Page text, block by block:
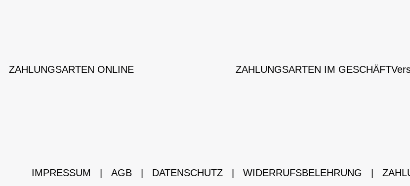
ZAHLUNGSARTEN ONLINE ZAHLUNGSARTEN IM GESCHÄFT
IMPRESSUM AGB DATENSCHUTZ WIDERRUFSBELEHRUNG